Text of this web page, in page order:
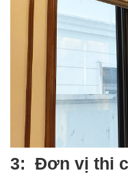
3: Đơn vị thi